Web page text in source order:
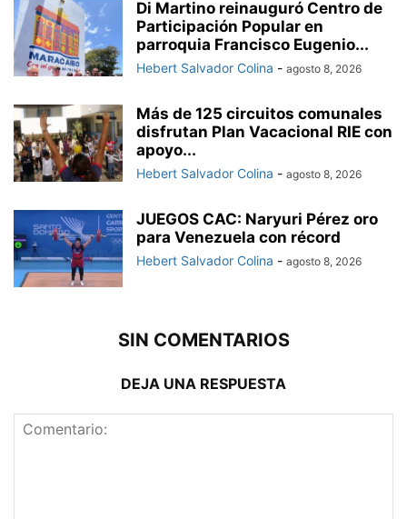
Di Martino reinauguró Centro de
Participación Popular en
parroquia Francisco Eugenio...
Hebert Salvador Colina - agosto 8, 2026
Más de 125 circuitos comunales
disfrutan Plan Vacacional RIE con
apoyo...
Hebert Salvador Colina - agosto 8, 2026
JUEGOS CAC: Naryuri Pérez oro
para Venezuela con récord
Hebert Salvador Colina - agosto 8, 2026
SIN COMENTARIOS
DEJA UNA RESPUESTA